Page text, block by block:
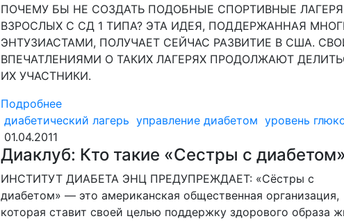
ПОЧЕМУ БЫ НЕ СОЗДАТЬ ПОДОБНЫЕ СПОРТИВНЫЕ
ВЗРОСЛЫХ С СД 1 ТИПА? ЭТА ИДЕЯ, ПОДДЕРЖАННАЯ
ЭНТУЗИАСТАМИ, ПОЛУЧАЕТ СЕЙЧАС РАЗВИТИЕ В США.
ВПЕЧАТЛЕНИЯМИ О ТАКИХ ЛАГЕРЯХ ПРОДОЛЖАЮТ
ИХ УЧАСТНИКИ.
Подробнее
диабетический лагерь управление диабетом уровень
01.04.2011
Диаклуб: Кто такие «Сестры с
ИНСТИТУТ ДИАБЕТА ЭНЦ ПРЕДУПРЕЖДАЕТ: «Сёстры с
диабетом» — это американская общественная организация,
которая ставит своей целью поддержку здорового образа